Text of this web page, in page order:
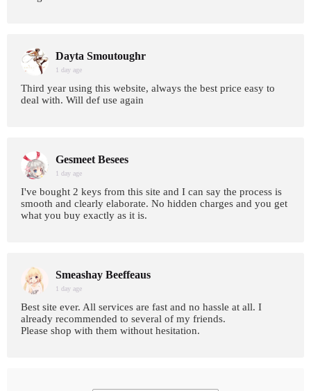
Dayta Smoutoughr
1 day age
Third year using this website, always the best price easy to
deal with. Will def use again
Gesmeet Besees
1 day age
I've bought 2 keys from this site and I can say the process is
smooth and clearly elaborate. No hidden charges and you get
what you buy exactly as it is.
Smeashay Beeffeaus
1 day age
Best site ever. All services are fast and no hassle at all. I
already recommended to several of my friends.
Please shop with them without hesitation.